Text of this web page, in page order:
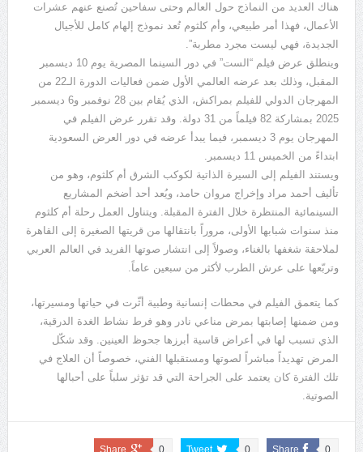
هناك العديد من النماذج حول العالم وحتى سفاحين تُصنع عنهم عشرات
الأعمال، فهذا أمر طبيعي، وأم كلثوم تُعد نموذج إلهام كامل للأجيال
الجديدة، فهي ليست مجرد مطربة”.
وينطلق عرض فيلم “الست” في دور السينما المصرية يوم 10 ديسمبر
المقبل، وذلك بعد عرضه العالمي الأول ضمن فعاليات الدورة الـ22 من
المهرجان الدولي للفيلم بمراكش، الذي يُقام بين 28 نوفمبر و6 ديسمبر
2025 بمشاركة 82 فيلماً من 31 دولة. وقد تقرر عرض الفيلم في
المهرجان يوم 3 ديسمبر، فيما يبدأ عرضه في دور العرض السعودية
ابتداءً من الخميس 11 ديسمبر.
ويستند الفيلم إلى السيرة الذاتية لكوكب الشرق أم كلثوم، وهو من
تأليف أحمد مراد وإخراج مروان حامد، ويُعد أحد أضخم المشاريع
السينمائية المنتظرة خلال الفترة المقبلة. ويتناول العمل رحلة أم كلثوم
منذ سنوات شبابها الأولى، مروراً بانتقالها من قريتها الصغيرة إلى القاهرة
لملاحقة شغفها بالغناء، وصولاً إلى انتشار صوتها الفريد في العالم العربي
وتربّعها على عرش الطرب لأكثر من سبعين عاماً.
كما يتعمق الفيلم في محطات إنسانية وطبية أثّرت في حياتها ومسيرتها،
ومن ضمنها إصابتها بمرض مناعي نادر وهو فرط نشاط الغدة الدرقية،
الذي تسبب لها في أعراض قاسية أبرزها جحوظ العينين. وقد شكّل
المرض تهديداً مباشراً لصوتها ومستقبلها الفني، خصوصاً أن العلاج في
تلك الفترة كان يعتمد على الجراحة التي قد تؤثر سلباً على أحبالها
الصوتية.